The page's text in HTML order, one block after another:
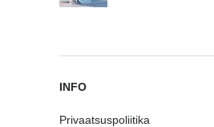
INFO
Privaatsuspoliitika